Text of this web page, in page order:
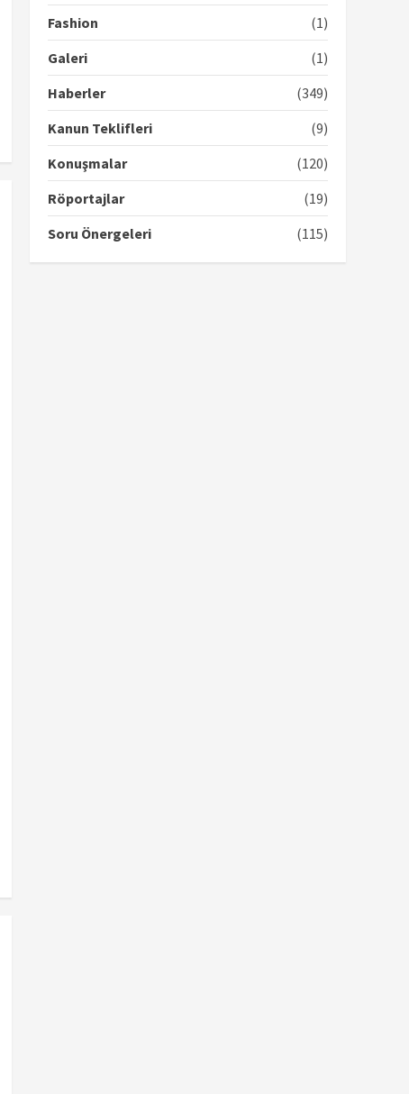
Fashion
(1)
Galeri
(1)
Haberler
(349)
Kanun Teklifleri
(9)
Konuşmalar
(120)
Röportajlar
(19)
Soru Önergeleri
(115)